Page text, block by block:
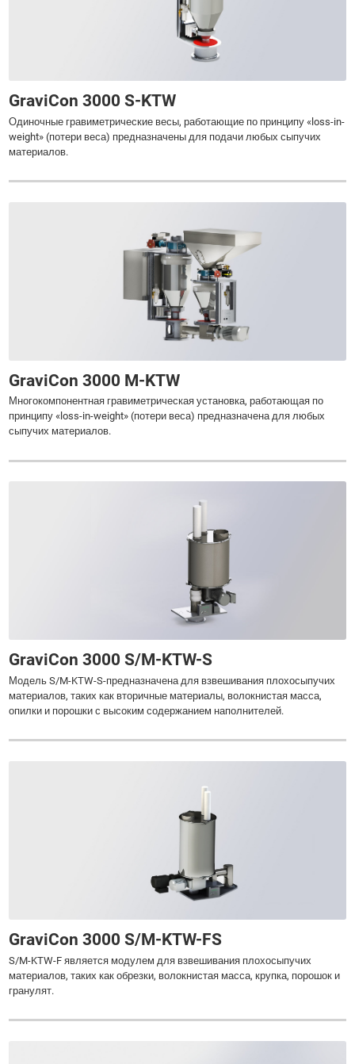
GraviCon 3000 S-KTW
Одиночные гравиметрические весы, работающие по принципу «loss-in-
weight» (потери веса) предназначены для подачи любых сыпучих
материалов.
GraviCon 3000 M-KTW
Многокомпонентная гравиметрическая установка, работающая по
принципу «loss-in-weight» (потери веса) предназначена для любых
сыпучих материалов.
GraviCon 3000 S/M-KTW-S
Модель S/M-KTW-S-предназначена для взвешивания плохосыпучих
материалов, таких как вторичные материалы, волокнистая масса,
опилки и порошки с высоким содержанием наполнителей.
GraviCon 3000 S/M-KTW-FS
S/M-KTW-F является модулем для взвешивания плохосыпучих
материалов, таких как обрезки, волокнистая масса, крупка, порошок и
гранулят.